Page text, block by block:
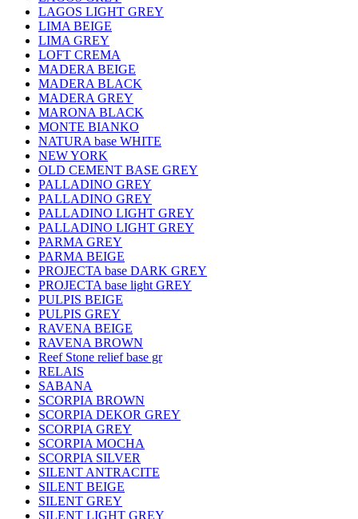
LAGOS LIGHT GREY
LIMA BEIGE
LIMA GREY
LOFT CREMA
MADERA BEIGE
MADERA BLACK
MADERA GREY
MARONA BLACK
MONTE BIANKO
NATURA base WHITE
NEW YORK
OLD CEMENT BASE GREY
PALLADINO GREY
PALLADINO GREY
PALLADINO LIGHT GREY
PALLADINO LIGHT GREY
PARMA GREY
PARMA BEIGE
PROJECTA base DARK GREY
PROJECTA base light GREY
PULPIS BEIGE
PULPIS GREY
RAVENA BEIGE
RAVENA BROWN
Reef Stone relief base gr
RELAIS
SABANA
SCORPIA BROWN
SCORPIA DEKOR GREY
SCORPIA GREY
SCORPIA MOCHA
SCORPIA SILVER
SILENT ANTRACITE
SILENT BEIGE
SILENT GREY
SILENT LIGHT GREY